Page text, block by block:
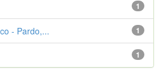
1
1
- Pardo,...
1